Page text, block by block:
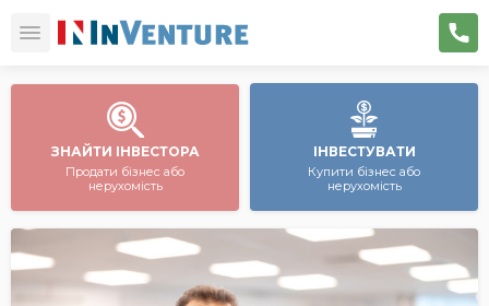
ЗНАЙТИ ІНВЕСТОРА
Продати бізнес або
нерухомість
ІНВЕСТУВАТИ
Купити бізнес або
нерухомість